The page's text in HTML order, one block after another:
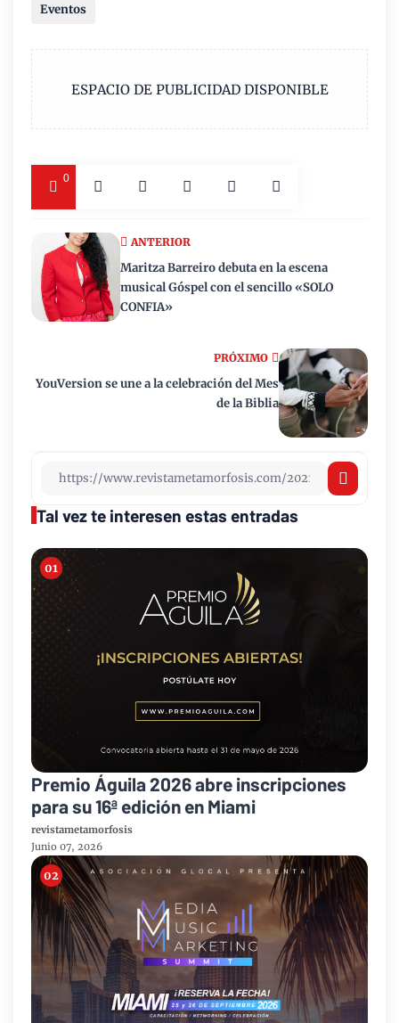
Eventos
ESPACIO DE PUBLICIDAD DISPONIBLE
0
PRÓXIMO
YouVersion se une a la celebración del Mes
de la Biblia
ANTERIOR
Maritza Barreiro debuta en la escena
musical Góspel con el sencillo «SOLO
CONFIA»
Tal vez te interesen estas entradas
Premio Águila 2026 abre inscripciones
para su 16ª edición en Miami
revistametamorfosis
Junio 07, 2026